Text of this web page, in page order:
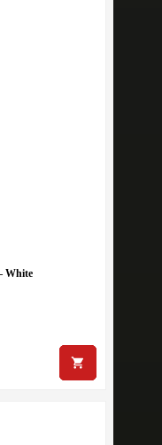
White